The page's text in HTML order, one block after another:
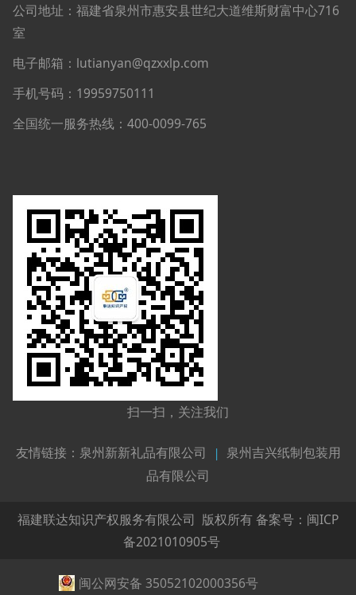
公司地址：福建省泉州市惠安县世纪大道维斯财富中心716
室
电子邮箱：lutianyan@qzxxlp.com
手机号码：19959750111
全国统一服务热线：400-0099-765
扫一扫，关注我们
友情链接： 泉州新新礼品有限公司 |
泉州吉兴纸制包装用
品有限公司
福建联达知识产权服务有限公司 版权所有 备案号： 闽ICP
备2021010905号
闽公网安备 35052102000356号